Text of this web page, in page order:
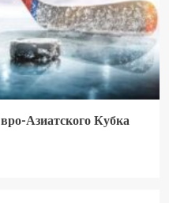
Азиатского Кубка